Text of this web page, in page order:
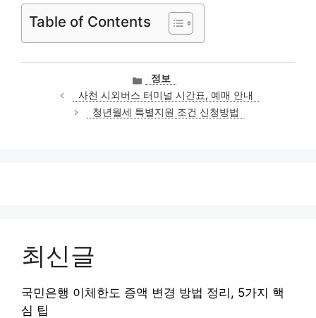
Table of Contents
카
테
고
리
정보
사천 시외버스 터미널 시간표, 예매 안내
청년월세 특별지원 조건 신청방법
최신글
국민은행 이체한도 증액 변경 방법 정리, 5가지 핵
심 팁